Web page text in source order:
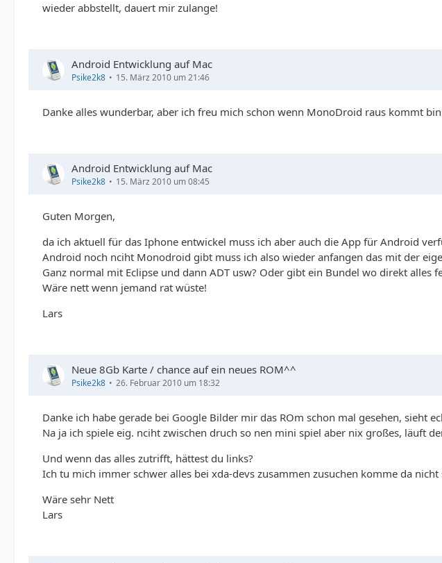
wieder abbstellt, dauert mir zulange!
Android Entwicklung auf Mac
Psike2k8 15. März 2010 um 21:46
Danke alles wunderbar, aber ich freu mich schon wenn MonoDroid raus kommt
Android Entwicklung auf Mac
Psike2k8 15. März 2010 um 08:45
Guten Morgen,
da ich aktuell für das Iphone entwickel muss ich aber auch die App für Android
Android noch nciht Monodroid gibt muss ich also wieder anfangen das mit der
Ganz normal mit Eclipse und dann ADT usw? Oder gibt ein Bundel wo direkt alles
Wäre nett wenn jemand rat wüste!
Lars
Neue 8Gb Karte / chance auf ein neues ROM^^
Psike2k8 26. Februar 2010 um 18:32
Danke ich habe gerade bei Google Bilder mir das ROm schon mal gesehen, sieht
Na ja ich spiele eig. nciht zwischen druch so nen mini spiel aber nix großes, läuft
Und wenn das alles zutrifft, hättest du links?
Ich tu mich immer schwer alles bei xda-devs zusammen zusuchen komme da
Wäre sehr Nett
Lars